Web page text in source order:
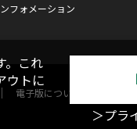
フォメーション
電子版について
。これ
ウトに
＞プラ